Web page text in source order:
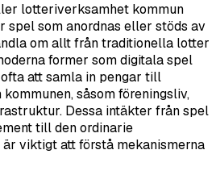
lotteriverksamhet kommun
spel som anordnas eller stöds av
om allt från traditionella lotter
former som digitala spel
att samla in pengar till
såsom föreningsliv,
Dessa intäkter från spel
till den ordinarie
viktigt att förstå mekanismerna